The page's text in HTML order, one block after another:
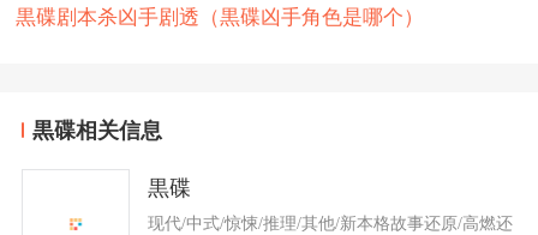
黒碟剧本杀凶手剧透（黒碟凶手角色是哪个）
黒碟相关信息
黒碟
现代/中式/惊悚/推理/其他/新本格故事还原/高燃还